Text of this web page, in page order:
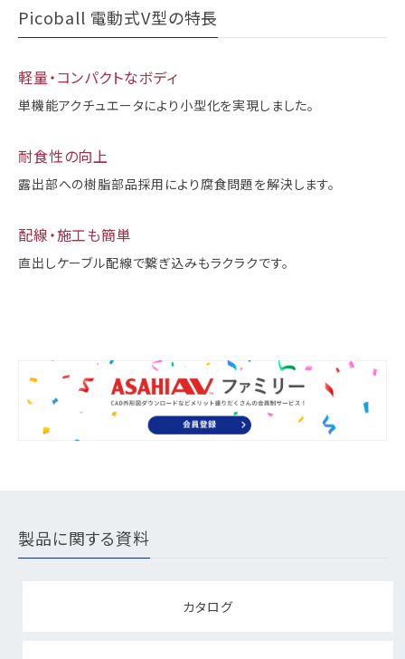
Picoball 電動式V型の特長
軽量・コンパクトなボディ
単機能アクチュエータにより小型化を実現しました。
耐食性の向上
露出部への樹脂部品採用により腐食問題を解決します。
配線・施工も簡単
直出しケーブル配線で繋ぎ込みもラクラクです。
製品に関する資料
カタログ